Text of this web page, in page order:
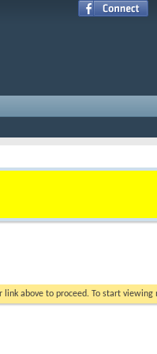
link above to proceed. To start